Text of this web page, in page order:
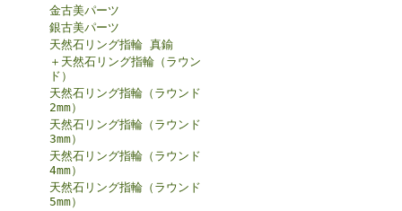
金古美パーツ
銀古美パーツ
天然石リング指輪 真鍮
＋天然石リング指輪（ラウン
ド）
天然石リング指輪（ラウンド
2mm）
天然石リング指輪（ラウンド
3mm）
天然石リング指輪（ラウンド
4mm）
天然石リング指輪（ラウンド
5mm）